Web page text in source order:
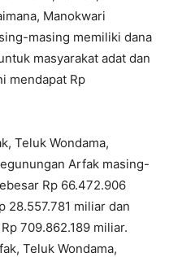
Manokwari
masing memiliki dana
masyarakat adat dan
mendapat Rp
Teluk Wondama,
Arfak masing-
Rp 66.472.906
28.557.781 miliar dan
709.862.189 miliar.
Teluk Wondama,